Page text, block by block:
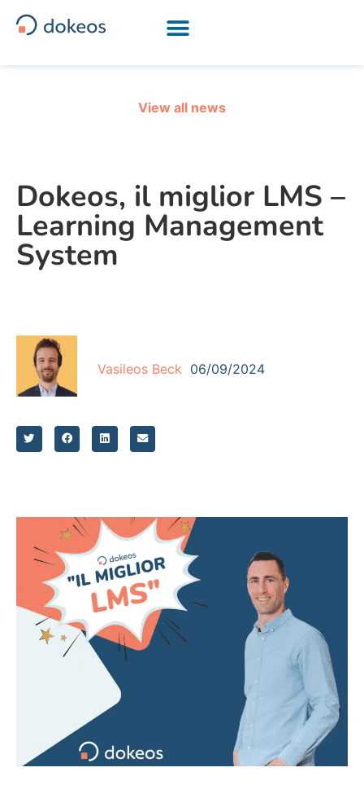
View all news
Dokeos, il miglior LMS –
Learning Management
System
Vasileos Beck 06/09/2024